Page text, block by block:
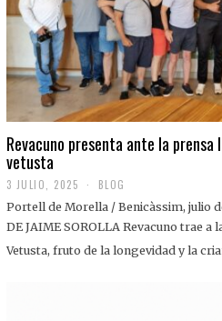
Revacuno presenta ante la prensa
vetusta
3 JULIO, 2025
J
U
I
BLOG
Portell de Morella / Benicàssim, julio
DE JAIME SOROLLA Revacuno trae a
Vetusta, fruto de la longevidad y la